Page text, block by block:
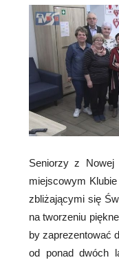
Seniorzy z
miejscowym
zbliżającymi się
na tworzeniu
by zaprezentować
od ponad dwóch